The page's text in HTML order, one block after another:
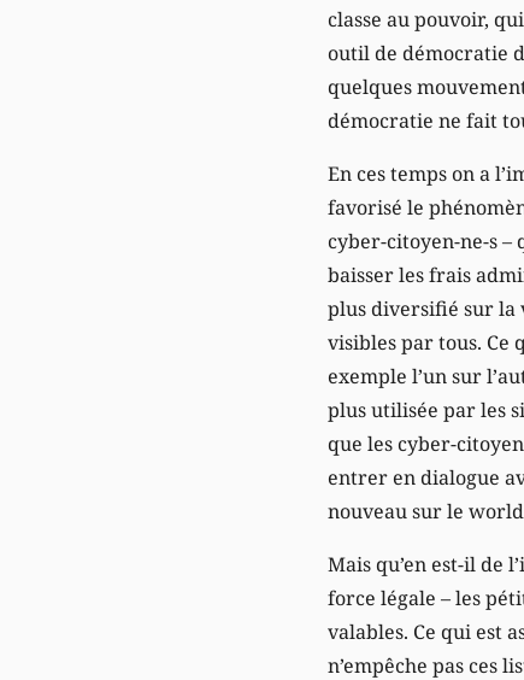
classe au pouvoir,
outil de démocratie
quelques
démocratie ne fait
En ces temps on a
favorisé le
cyber-citoyen-ne-s
baisser les frais
plus diversifié sur la
visibles par tous.
exemple l’un sur
plus utilisée par les
que les cyber-
entrer en dialogue
nouveau sur le
Mais qu’en est-il de
force légale – les
valables. Ce qui est
n’empêche pas ces